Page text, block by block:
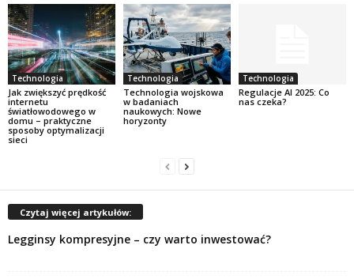
Technologia
Jak zwiększyć prędkość
internetu
światłowodowego w
domu – praktyczne
sposoby optymalizacji
sieci
Technologia
Technologia wojskowa
w badaniach
naukowych: Nowe
horyzonty
Technologia
Regulacje AI 2025: Co
nas czeka?
Czytaj więcej artykułów:
Legginsy kompresyjne – czy warto inwestować?